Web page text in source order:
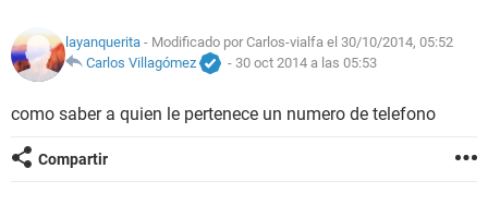
layanquerita - Modificado por Carlos-vialfa el 30/10/2014, 05:52
Carlos Villagómez
- 30 oct 2014 a las 05:53
como saber a quien le pertenece un numero de telefono
Compartir